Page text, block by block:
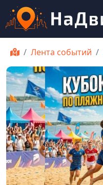
Лента событий